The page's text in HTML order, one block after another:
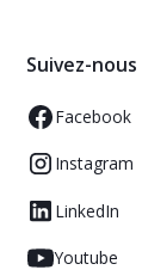
Suivez-nous
Facebook
Instagram
LinkedIn
Youtube